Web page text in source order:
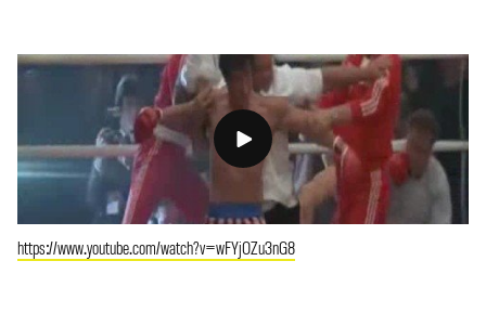
https://www.youtube.com/watch?v=wFYjOZu3nG8